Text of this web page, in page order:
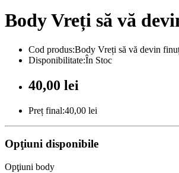
Body Vreți să vă
Cod produs:Body Vreți să vă devin
Disponibilitate:În Stoc
40,00 lei
Preț final:40,00 lei
Opţiuni disponibile
Opţiuni body